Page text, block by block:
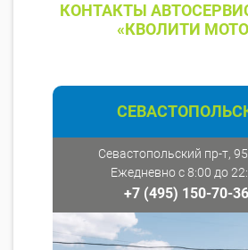
КОНТАКТЫ
«КВОЛИТИ
Севастопольский пр-т,
Ежедневно с 8:00 до
+7 (495) 150-70-36